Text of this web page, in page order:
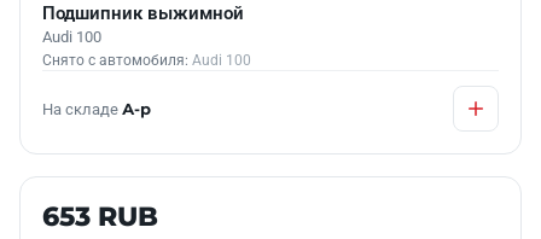
Подшипник выжимной
Audi 100
Снято с автомобиля: Audi 100
На складе А-р
Б/У В НАЛИЧИИ
653 RUB